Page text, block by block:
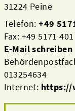
31224 Peine
Telefon:+49
Fax: +49 5171
E-Mail schreiben
013254634
Internet: https://